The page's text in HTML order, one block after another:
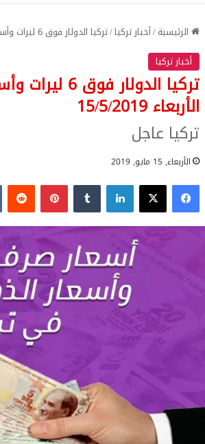
الرئيسية/أخبار تركيا/تركيا الدولار فوق 6 ليرات وأسعار الذهب تحافظ على ارتفاعها نشرة الأربعاء 15/5/2019
أخبار تركيا
تركيا
الأربعاء 15/5/2019
تركيا عاجل
الأربعاء, 15 مايو, 2019
فيسبوك‫X لينكدإن بينتيريست